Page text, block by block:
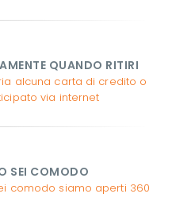
QUANDO RITIRI
alcuna carta di credito o
via internet
SEI COMODO
comodo siamo aperti 360